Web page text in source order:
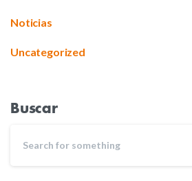
Noticias
Uncategorized
Buscar